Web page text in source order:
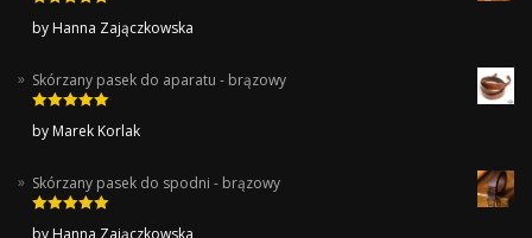
of 5
by Hanna Zajączkowska
Skórzany pasek do aparatu - brązowy
of 5
by Marek Korlak
Skórzany pasek do spodni - brązowy
by Hanna Zajączkowska